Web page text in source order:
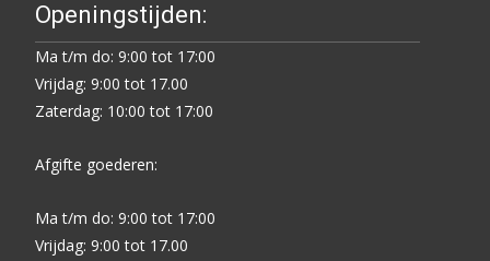
Openingstijden:
Ma t/m do: 9:00 tot 17:00
Vrijdag: 9:00 tot 17.00
Zaterdag: 10:00 tot 17:00
Afgifte goederen:
Ma t/m do: 9:00 tot 17:00
Vrijdag: 9:00 tot 17.00